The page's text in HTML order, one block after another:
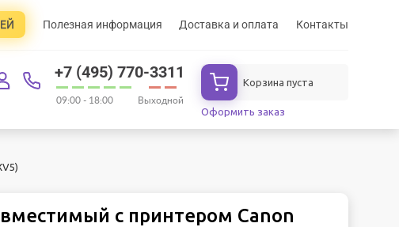
Полезная информация Доставка и оплата Контакты
+7 (495) 770-3311
09:00 - 18:00 Выходной
Корзина пуста
Оформить заказ
с принтером Canon